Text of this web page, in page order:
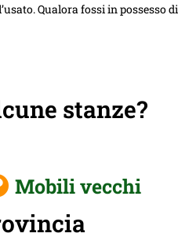
Qualora fossi in possesso
stanze?
Mobili vecchi